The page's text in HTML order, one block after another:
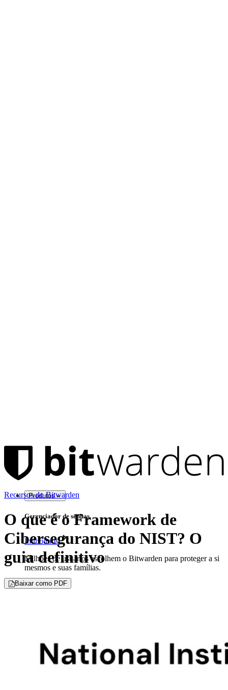
Produtos
Gerenciador de senhas
Indivíduos
Milhões de usuários escolhem o Bitwarden para proteger a si
mesmos e suas famílias.
Famílias
Enterprise
Recursos do Bitwarden
O que é o Framework de
Cibersegurança do NIST? O
guia definitivo
Baixar como PDF